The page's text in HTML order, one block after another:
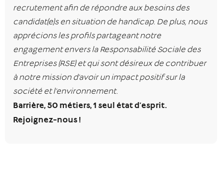
recrutement afin de répondre aux besoins des
candidat(e)s en situation de handicap. De plus, nous
apprécions les profils partageant notre
engagement envers la Responsabilité Sociale des
Entreprises (RSE) et qui sont désireux de contribuer
à notre mission d’avoir un impact positif sur la
société et l’environnement.
Barrière, 50 métiers, 1 seul état d’esprit.
Rejoignez-nous !